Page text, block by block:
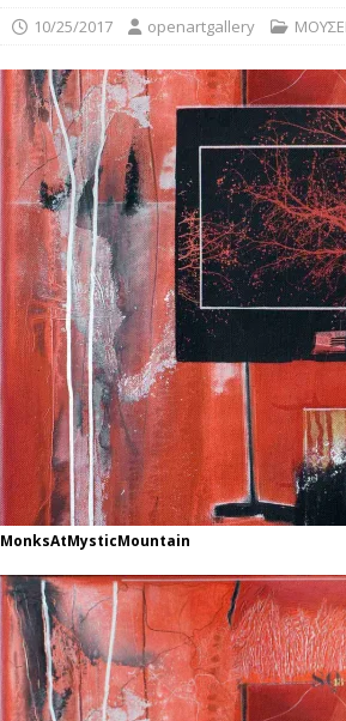
10/25/2017 openartgallery
MonksAtMysticMountain